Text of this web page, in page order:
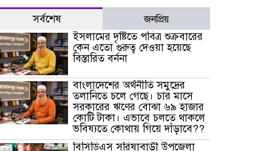
সর্বশেষ জনপ্রিয়
ইসলামের দৃষ্টিতে পবিত্র শুক্রবারের
কেন এতো গুরুত্ব দেওয়া হয়েছে
বিস্তারিত বর্ননা
বাংলাদেশের অর্থনীতি সমুদ্রের
তলানিতে চলে গেছে। চার মাসে
সরকারের ঋণের বোঝা ৬৯ হাজার
কোটি টাকা। এভাবে চলতে থাকলে
ভবিষ্যতে কোথায় গিয়ে দাঁড়াবে??
বিসিডিএস সরিষাবাড়ী উপজেলা